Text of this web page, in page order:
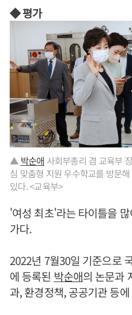
◆ 평가
▲ 박순애 사회부총리 겸 교육부
심 맞춤형 지원 우수학교를 방문
있다. <교육부>
'여성 최초'라는 타이틀을
가다.
2022년 7월30일 기준으로
에 등록된 박순애의 논문과
과, 환경정책, 공공기관 등